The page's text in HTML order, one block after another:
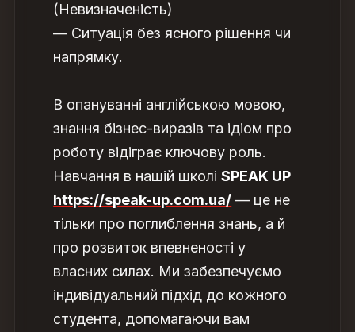
(Невизначеність)
— Ситуація без ясного рішення чи
напрямку.
В опануванні англійською мовою,
знання бізнес-виразів та ідіом про
роботу відіграє ключову роль.
Навчання в нашій школіSPEAK UP
https://speak-up.com.ua/ — це не
тільки про поглиблення знань, а й
про розвиток впевненості у
власних силах. Ми забезпечуємо
індивідуальний підхід до кожного
студента, допомагаючи вам